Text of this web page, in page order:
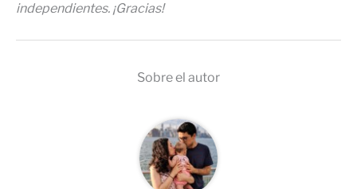
independientes. ¡Gracias!
Sobre el autor